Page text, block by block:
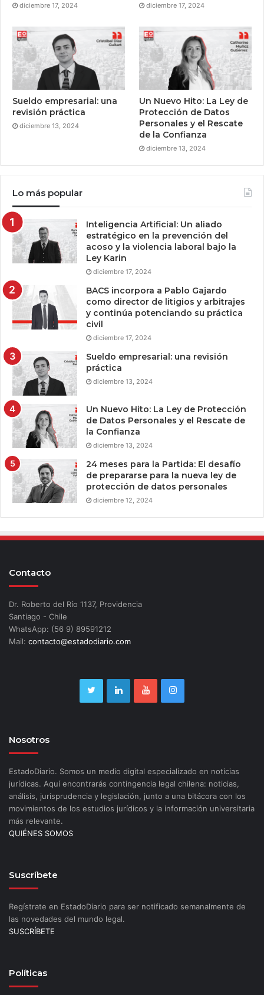
diciembre 17, 2024 diciembre 17, 2024
Sueldo empresarial: una
revisión práctica
diciembre 13, 2024
Un Nuevo Hito: La Ley de
Protección de Datos
Personales y el Rescate
de la Confianza
diciembre 13, 2024
Lo más popular
Inteligencia Artificial: Un aliado
estratégico en la prevención del
acoso y la violencia laboral bajo la
Ley Karin
diciembre 17, 2024
BACS incorpora a Pablo Gajardo
como director de litigios y arbitrajes
y continúa potenciando su práctica
civil
diciembre 17, 2024
Sueldo empresarial: una revisión
práctica
diciembre 13, 2024
Un Nuevo Hito: La Ley de Protección
de Datos Personales y el Rescate de
la Confianza
diciembre 13, 2024
24 meses para la Partida: El desafío
de prepararse para la nueva ley de
protección de datos personales
diciembre 12, 2024
Contacto
Dr. Roberto del Río 1137, Providencia
Santiago - Chile
WhatsApp: (56 9) 89591212
Mail: contacto@estadodiario.com
Nosotros
EstadoDiario. Somos un medio digital especializado en noticias
jurídicas. Aquí encontrarás contingencia legal chilena: noticias,
análisis, jurisprudencia y legislación, junto a una bitácora con los
movimientos de los estudios jurídicos y la información universitaria
más relevante.
QUIÉNES SOMOS
Suscríbete
Regístrate en EstadoDiario para ser notificado semanalmente de
las novedades del mundo legal.
SUSCRÍBETE
Políticas